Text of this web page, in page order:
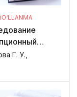
Г. У.,